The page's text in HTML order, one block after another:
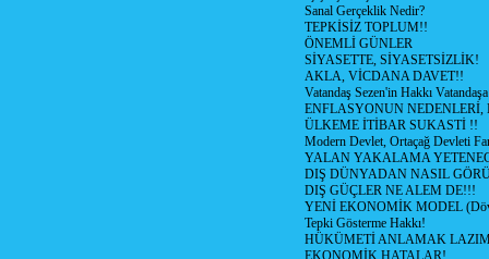
Sanal Gerçeklik Nedir?
TEPKİSİZ TOPLUM!!
ÖNEMLİ GÜNLER
SİYASETTE, SİYASETSİZLİK!
AKLA, VİCDANA DAVET!!
Vatandaş Sezen'in Hakkı
ENFLASYONUN NEDENLERİ,
ÜLKEME İTİBAR SUKASTİ !!
Modern Devlet, Ortaçağ Devleti
YALAN YAKALAMA
DIŞ DÜNYADAN NASIL
DIŞ GÜÇLER NE ALEM DE!!!
YENİ EKONOMİK MODEL
Tepki Gösterme Hakkı!
HÜKÜMETİ ANLAMAK
EKONOMİK HATALAR!